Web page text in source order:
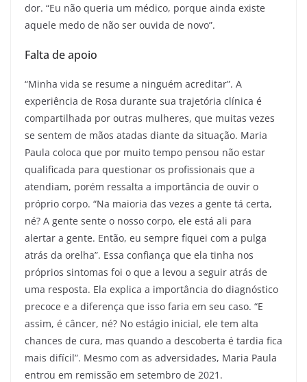
dor. “Eu não queria um médico, porque ainda existe
aquele medo de não ser ouvida de novo”.
Falta de apoio
“Minha vida se resume a ninguém acreditar”. A
experiência de Rosa durante sua trajetória clínica é
compartilhada por outras mulheres, que muitas vezes
se sentem de mãos atadas diante da situação. Maria
Paula coloca que por muito tempo pensou não estar
qualificada para questionar os profissionais que a
atendiam, porém ressalta a importância de ouvir o
próprio corpo. “Na maioria das vezes a gente tá certa,
né? A gente sente o nosso corpo, ele está ali para
alertar a gente. Então, eu sempre fiquei com a pulga
atrás da orelha”. Essa confiança que ela tinha nos
próprios sintomas foi o que a levou a seguir atrás de
uma resposta. Ela explica a importância do diagnóstico
precoce e a diferença que isso faria em seu caso. “E
assim, é câncer, né? No estágio inicial, ele tem alta
chances de cura, mas quando a descoberta é tardia fica
mais difícil”. Mesmo com as adversidades, Maria Paula
entrou em remissão em setembro de 2021.